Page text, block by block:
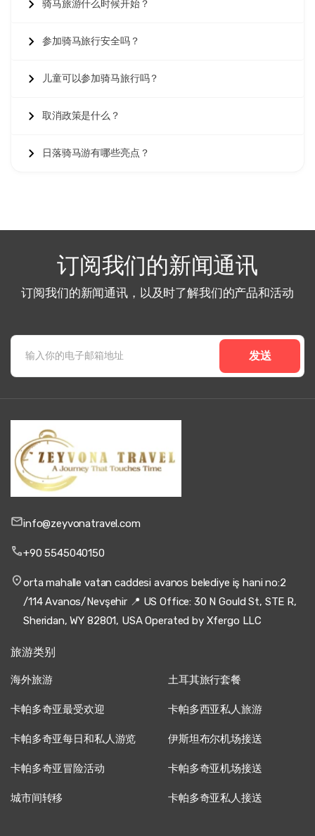
VC
Valentina Cruz
美丽的散步，马匹非常温顺，导游优秀。
Omar El-Fahmy
21 八月 2025
CJ
Clara Jensen
卡帕多奇亚日落骑马游 - 山谷与仙女烟囱
OE
完美、安全、美丽 – 卡帕多奇亚最佳旅游。
7 九月 2025
卡帕多奇亚日落骑马游 - 山谷与仙女烟囱
经历很棒，我非常推荐。
3 九月 2025
卡帕多奇亚日落骑马游 - 山谷与仙女烟囱
精彩的散步，可爱的导游，美丽的日落。
22 五月 2025
CL
卡帕多奇亚日落骑马游 - 山谷与仙女烟囱
骑马旅游什么时候开始？
参加骑马旅行安全吗？
儿童可以参加骑马旅行吗？
取消政策是什么？
日落骑马游有哪些亮点？
订阅我们的新闻通讯
订阅我们的新闻通讯，以及时了解我们的产品和活动
发送
info@zeyvonatravel.com
+90 5545040150
orta mahalle vatan caddesi avanos belediye iş hani no:2
/114 Avanos/Nevşehir 📍 US Office: 30 N Gould St, STE R,
Sheridan, WY 82801, USA Operated by Xfergo LLC
旅游类别
海外旅游 土耳其旅行套餐
卡帕多奇亚最受欢迎 卡帕多西亚私人旅游
卡帕多奇亚每日和私人游览 伊斯坦布尔机场接送
卡帕多奇亚冒险活动 卡帕多奇亚机场接送
城市间转移 卡帕多奇亚私人接送